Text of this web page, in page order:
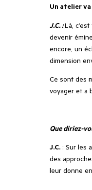
Un atelier
J.C. :Là,
devenir
encore, un
dimension
Ce sont des
voyager et a
Que diriez-
J.C. : Sur les
des
leur donne